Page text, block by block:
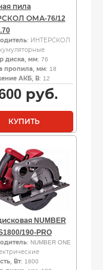
пила
ОМА-76/12
: ИНТЕРСКОЛ
диска, мм: 76
пропила, мм: 18
АКБ, В: 12
руб.
КУПИТЬ
NUMBER
190-PRO
: NUMBER ONE
Вт: 1800